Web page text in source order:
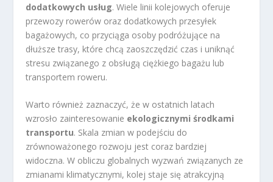
dodatkowych usług. Wiele linii kolejowych oferuje
przewozy rowerów oraz dodatkowych przesyłek
bagażowych, co przyciąga osoby podróżujące na
dłuższe trasy, które chcą zaoszczędzić czas i uniknąć
stresu związanego z obsługą ciężkiego bagażu lub
transportem roweru.
Warto również zaznaczyć, że w ostatnich latach
wzrosło zainteresowanie ekologicznymi środkami
transportu. Skala zmian w podejściu do
zrównoważonego rozwoju jest coraz bardziej
widoczna. W obliczu globalnych wyzwań związanych ze
zmianami klimatycznymi, kolej staje się atrakcyjną